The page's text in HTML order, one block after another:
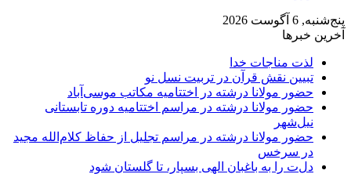
پنج‌شنبه, 6 آگوست 2026
آخرین خبرها
لذت مناجات خدا
تبیین نقش قرآن در تربیت نسل نو
حضور مولانا درشته در اختتامیه مکاتب موسی‌آباد
حضور مولانا درشته در مراسم اختتامیه دوره تابستانی
نیل‌شهر
حضور مولانا درشته در مراسم تجلیل از حفاظ کلام‌الله مجید
در سرخس
دل‌ت را به باغبان الهی بسپار، تا گلستان شود